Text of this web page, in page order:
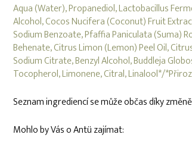
Aqua (Water), Propanediol, Lactobacillus
Alcohol, Cocos Nucifera (Coconut) Fruit
Sodium Benzoate, Pfaffia Paniculata (Suma)
Behenate, Citrus Limon (Lemon) Peel Oil,
Sodium Citrate, Benzyl Alcohol, Buddleja
Tocopherol, Limonene, Citral, Linalool*/
Seznam ingrediencí se může občas díky
Mohlo by Vás o Antü zajímat: